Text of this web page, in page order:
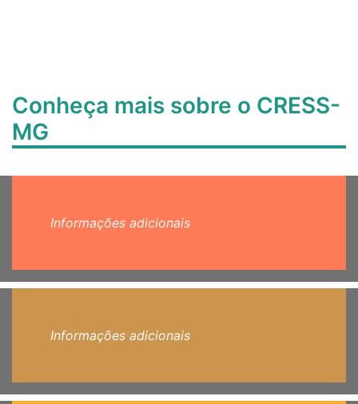
Conheça mais sobre o CRESS-
MG
Informações adicionais
Informações adicionais